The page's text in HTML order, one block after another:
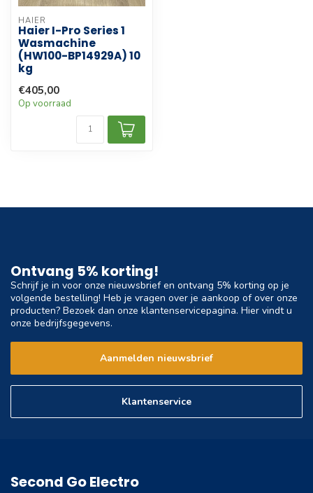
HAIER
Haier I-Pro Series 1
Wasmachine
(HW100-BP14929A) 10
kg
€405,00
Op voorraad
Ontvang 5% korting!
Schrijf je in voor onze nieuwsbrief en ontvang 5% korting op je
volgende bestelling! Heb je vragen over je aankoop of over onze
producten? Bezoek dan onze klantenservicepagina. Hier vindt u
onze bedrijfsgegevens.
Aanmelden nieuwsbrief
Klantenservice
Second Go Electro